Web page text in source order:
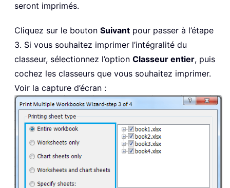
seront imprimés.
Cliquez sur le bouton Suivant pour passer à l’étape
3. Si vous souhaitez imprimer l’intégralité du
classeur, sélectionnez l’option Classeur entier, puis
cochez les classeurs que vous souhaitez imprimer.
Voir la capture d’écran :